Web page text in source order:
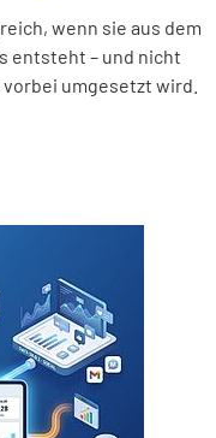
wenn sie aus dem
entsteht – und nicht
umgesetzt wird.